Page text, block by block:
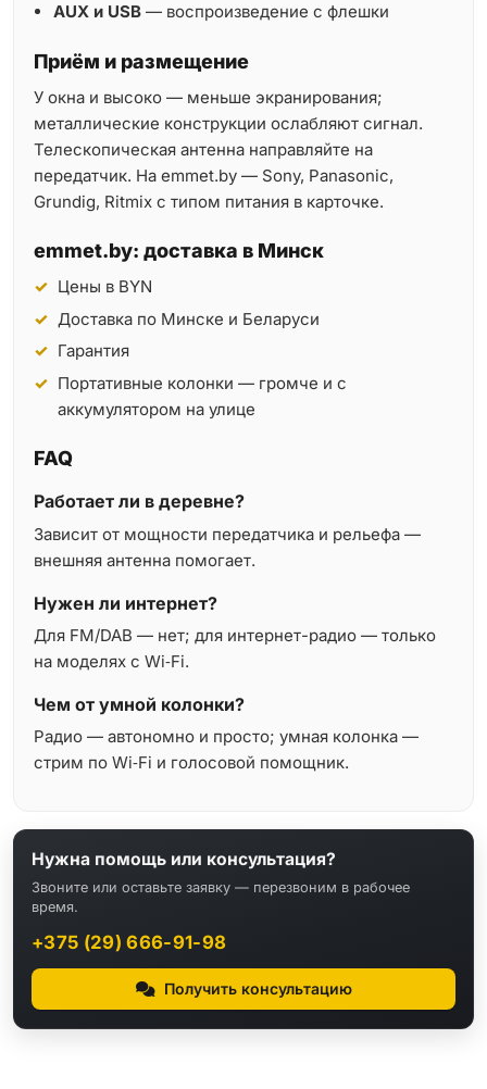
AUX и USB — воспроизведение с флешки
Приём и размещение
У окна и высоко — меньше экранирования;
металлические конструкции ослабляют сигнал.
Телескопическая антенна направляйте на
передатчик. На emmet.by — Sony, Panasonic,
Grundig, Ritmix с типом питания в карточке.
emmet.by: доставка в Минск
Цены в BYN
Доставка по Минске и Беларуси
Гарантия
Портативные колонки — громче и с
аккумулятором на улице
FAQ
Работает ли в деревне?
Зависит от мощности передатчика и рельефа —
внешняя антенна помогает.
Нужен ли интернет?
Для FM/DAB — нет; для интернет-радио — только
на моделях с Wi‑Fi.
Чем от умной колонки?
Радио — автономно и просто; умная колонка —
стрим по Wi‑Fi и голосовой помощник.
Нужна помощь или консультация?
Звоните или оставьте заявку — перезвоним в рабочее
время.
+375 (29) 666-91-98
Получить консультацию